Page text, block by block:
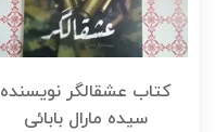
کتاب عشقالگر نویسنده
سیده مارال بابائی